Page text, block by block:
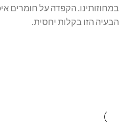
במחוזותינו. הקפדה על חומרים
הבעיה הזו בקלות יחסית.